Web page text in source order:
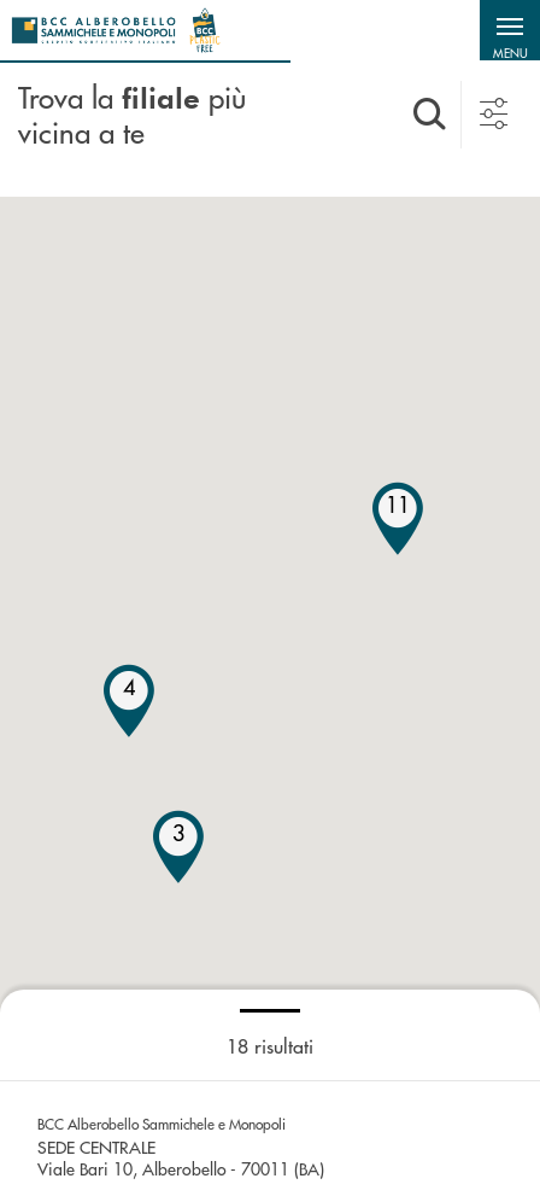
Salta al contenuto principale
MENU
Trova la filiale più
vicina a te
18 risultati
BCC Alberobello Sammichele e Monopoli
SEDE CENTRALE
Viale Bari 10, Alberobello - 70011 (BA)
11
4
3